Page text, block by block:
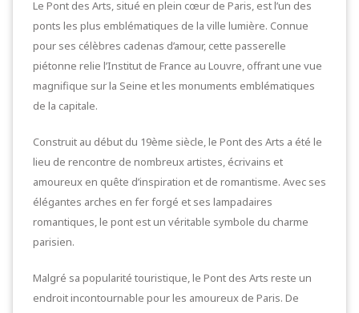
Le Pont des Arts, situé en plein cœur de Paris, est l’un des
ponts les plus emblématiques de la ville lumière. Connue
pour ses célèbres cadenas d’amour, cette passerelle
piétonne relie l’Institut de France au Louvre, offrant une vue
magnifique sur la Seine et les monuments emblématiques
de la capitale.
Construit au début du 19ème siècle, le Pont des Arts a été le
lieu de rencontre de nombreux artistes, écrivains et
amoureux en quête d’inspiration et de romantisme. Avec ses
élégantes arches en fer forgé et ses lampadaires
romantiques, le pont est un véritable symbole du charme
parisien.
Malgré sa popularité touristique, le Pont des Arts reste un
endroit incontournable pour les amoureux de Paris. De